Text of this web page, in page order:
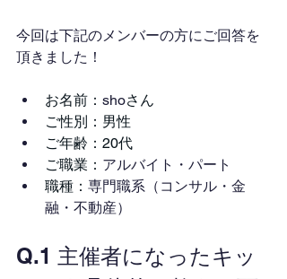
今回は下記のメンバーの方にご回答を
頂きました！
お名前： shoさん
ご性別：男性
ご年齢：20代
ご職業： アルバイト・パート
職種： 専門職系（コンサル・金
融・不動産）
Q.1 主催者になったキッ